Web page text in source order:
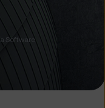
Software